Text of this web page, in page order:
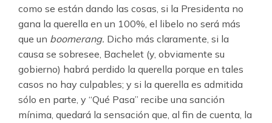
como se están dando las cosas, si la Presidenta no
gana la querella en un 100%, el libelo no será más
que un boomerang. Dicho más claramente, si la
causa se sobresee, Bachelet (y, obviamente su
gobierno) habrá perdido la querella porque en tales
casos no hay culpables; y si la querella es admitida
sólo en parte, y “Qué Pasa” recibe una sanción
mínima, quedará la sensación que, al fin de cuenta, la